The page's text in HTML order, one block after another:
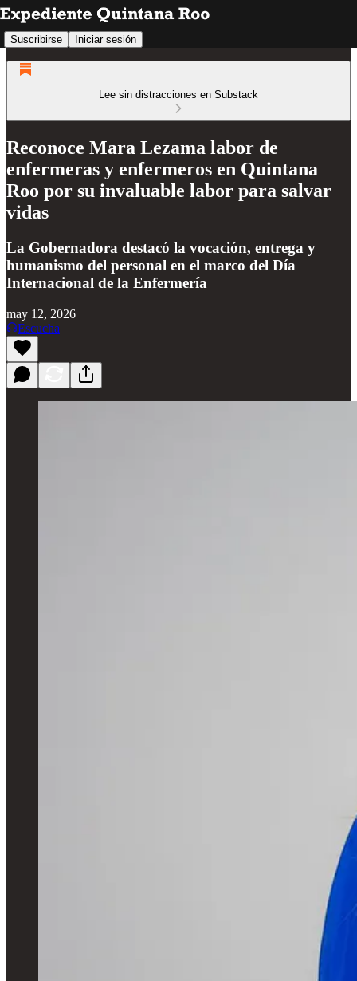
Suscribirse Iniciar sesión
Lee sin distracciones en Substack
Reconoce Mara Lezama labor de
enfermeras y enfermeros en Quintana
Roo por su invaluable labor para salvar
vidas
La Gobernadora destacó la vocación, entrega y
humanismo del personal en el marco del Día
Internacional de la Enfermería
may 12, 2026
Escucha